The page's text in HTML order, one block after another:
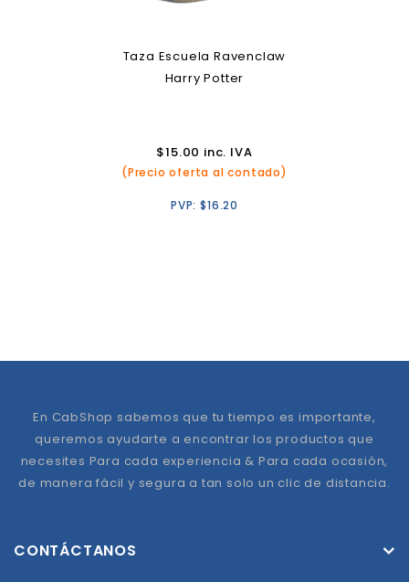
Taza Escuela Ravenclaw
Harry Potter
$15.00 inc. IVA
(Precio oferta al contado)
PVP:$16.20
En CabShop sabemos que tu tiempo es importante,
queremos ayudarte a encontrar los productos que
necesites Para cada experiencia & Para cada ocasión,
de manera fácil y segura a tan solo un clic de distancia.
CONTÁCTANOS